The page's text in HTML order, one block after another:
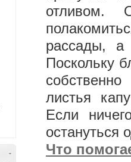
-
отливом.
рассады, а
Поскольку
листья
Если
остануться
Что